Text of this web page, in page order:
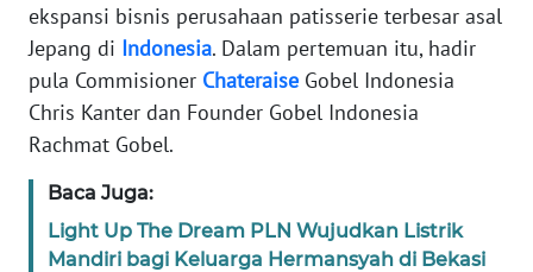
ekspansi bisnis perusahaan patisserie terbesar asal
Jepang di Indonesia. Dalam pertemuan itu, hadir
pula Commisioner Chateraise Gobel Indonesia
Chris Kanter dan Founder Gobel Indonesia
Rachmat Gobel.
Baca Juga:
Light Up The Dream PLN Wujudkan Listrik
Mandiri bagi Keluarga Hermansyah di Bekasi
Wahana
News
Regional
WN
WN
JAKARTA